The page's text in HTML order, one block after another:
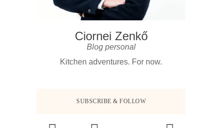
Ciornei Zenkő
Blog personal
Kitchen adventures. For now.
SUBSCRIBE & FOLLOW